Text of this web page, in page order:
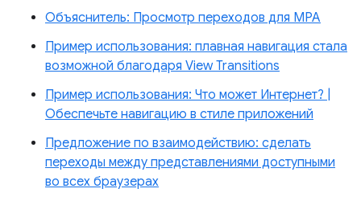
Объяснитель: Просмотр переходов для MPA
Пример использования: плавная навигация стала
возможной благодаря View Transitions
Пример использования: Что может Интернет? |
Обеспечьте навигацию в стиле приложений
Предложение по взаимодействию: сделать
переходы между представлениями доступными
во всех браузерах